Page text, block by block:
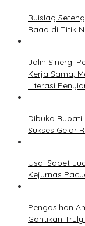
Ruislag
Raad di Titik
Jalin Sinergi
Kerja Sama;
Literasi
Dibuka Bupati
Sukses Gelar
Usai Sabet
Kejurnas
Pengasihan
Gantikan